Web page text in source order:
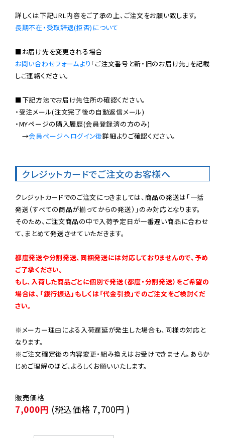
長期不在・受取辞退(拒否)について
お問い合わせフォームより 「ご注文番号と新・旧のお届け先」を記載
しご連絡ください。
■下記方法でお届け先住所の確認ください。
・受注メール(注文完了後の自動返信メール)
・MYページの購入履歴(会員登録済の方のみ)
→会員ページへログイン後詳細よりご確認ください。
クレジットカードでご注文のお客様へ
クレジットカードでのご注文につきましては、商品の発送は「一括
発送（すべての商品が揃ってからの発送）」のみ対応となります。
そのため、ご注文商品の中で入荷予定日が一番遅い商品に合わせ
て、まとめて発送させていただきます。
都度発送や分割発送、同梱発送には対応しておりませんので、予め
ご了承ください。
もし、入荷した商品ごとに個別で発送（都度・分割発送）をご希望の
場合は、「銀行振込」もしくは「代金引換」でのご注文をご検討くだ
さい。
※メーカー理由による入荷遅延が発生した場合も、同様の対応と
なります。
※ご注文確定後の内容変更・組み換えはお受けできません。あらか
じめご理解のほど、よろしくお願いいたします。
7,000円 (税込価格 7,700円 )